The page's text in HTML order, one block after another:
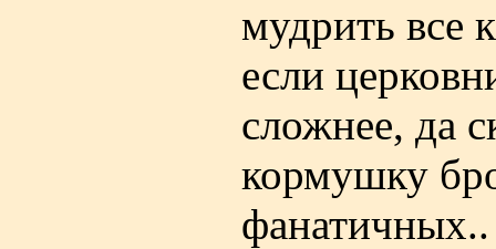
мудрить все
если
сложнее, да
кормушку
фанатичных..